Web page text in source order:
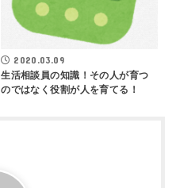
2020.03.09
生活相談員の知識！その人が育つ
のではなく役割が人を育てる！